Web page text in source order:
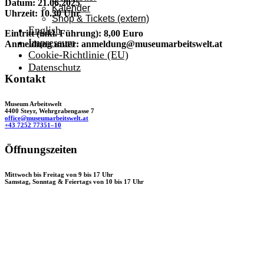
Kalender
Shop & Tickets (extern)
English
Impressum
Cookie-Richtlinie (EU)
Datenschutz
Datum: 21.06.2025
Uhr­zeit: 10.30 Uhr
Ein­tritt (inkl. Füh­rung): 8,00 Euro
Anmel­dung unter: anmeldung@museumarbeitswelt.at
Kontakt
Museum Arbeitswelt
4400 Steyr, Wehrgrabengasse 7
office@museumarbeitswelt.at
+43 7252 77351–10
Öffnungszeiten
Mittwoch bis Freitag von 9 bis 17 Uhr
Samstag, Sonntag & Feiertags von 10 bis 17 Uhr